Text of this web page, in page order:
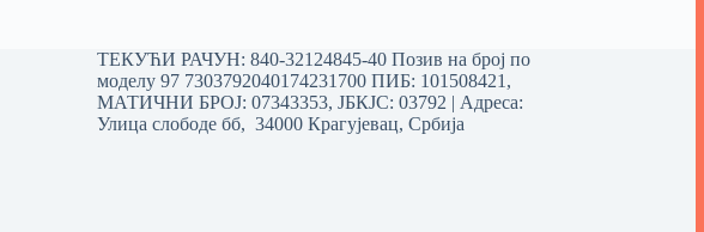
ТЕКУЋИ РАЧУН: 840-32124845-40 Позив на број по
моделу 97 7303792040174231700ПИБ: 101508421,
МАТИЧНИ БРОЈ: 07343353, ЈБКЈС: 03792 | Aдреса:
Улица слободе бб, 34000 Крагујевац, Србија